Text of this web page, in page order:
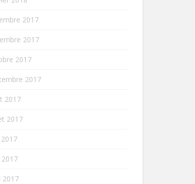
2017
2017
2017
2017
2017
2017
2017